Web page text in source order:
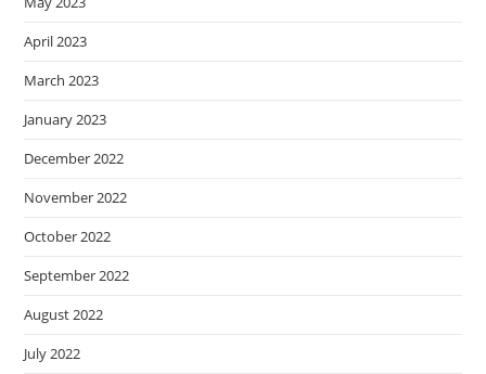
April 2023
March 2023
January 2023
December 2022
November 2022
October 2022
September 2022
August 2022
July 2022